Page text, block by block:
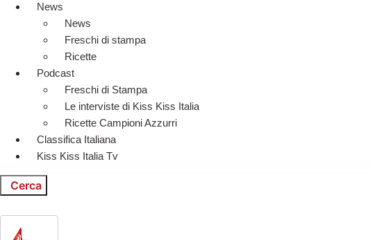
News
News
Freschi di stampa
Ricette
Podcast
Freschi di Stampa
Le interviste di Kiss Kiss Italia
Ricette Campioni Azzurri
Classifica Italiana
Kiss Kiss Italia Tv
Cerca